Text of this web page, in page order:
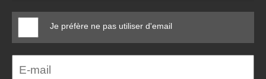
Je préfère ne pas utiliser d'email